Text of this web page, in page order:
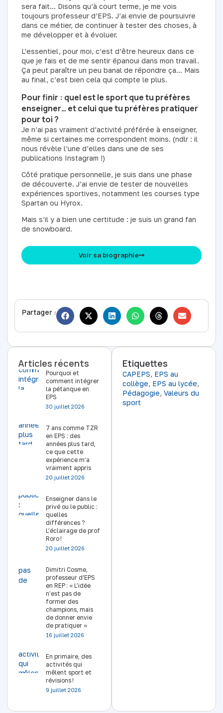
sera fait… Disons qu’à court terme, je me vois
toujours professeur d’EPS. J’ai envie de poursuivre
dans ce métier, de continuer à tester des choses, à
me développer et à évoluer.
L’essentiel, pour moi, c’est d’être heureux dans ce
que je fais et de me sentir épanoui dans mon travail.
Ça peut paraître un peu banal de répondre ça… Mais
au final, c’est bien cela qui compte le plus.
Pour finir : quel est le sport que tu préfères
enseigner… et celui que tu préfères pratiquer
pour toi ?
Je n’ai pas vraiment d’activité préférée à enseigner,
même si certaines me correspondent moins. (ndlr : il
nous révèle l’une d’elles dans une de ses
publications Instagram !)
Côté pratique personnelle, je suis dans une phase
de découverte. J’ai envie de tester de nouvelles
expériences sportives, notamment les courses type
Spartan ou Hyrox.
Mais s’il y a bien une certitude : je suis un grand fan
de snowboard.
Voir sa biographie
Partager :
Articles récents
Pourquoi et
comment intégrer
la pétanque en
EPS
30 juillet 2026
7 ans comme TZR
en EPS : des
années plus tard,
ce que cette
expérience m’a
vraiment appris
20 juillet 2026
Enseigner dans le
privé ou le public :
quelles
différences ?
L’éclairage de prof
Roro !
20 juillet 2026
Dimitri Cosme,
professeur d’EPS
en REP : « L’idée
n’est pas de
former des
champions, mais
de donner envie
de pratiquer »
16 juillet 2026
En primaire, des
activités qui
mêlent sport et
révisions !
9 juillet 2026
Etiquettes
CAPEPS, EPS au
collège, EPS au lycée,
Pédagogie, Valeurs du
sport